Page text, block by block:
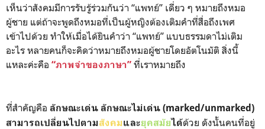
เห็นว่าสังคมมีการรับรู้ร่วมกันว่า “แพทย์” เดี่ยว ๆ หมายถึงหมอ
ผู้ชาย แต่ถ้าจะพูดถึงหมอที่เป็นผู้หญิงต้องเติมคำที่สื่อถึงเพศ
เข้าไปด้วย ทำให้เมื่อได้ยินคำว่า “แพทย์” แบบธรรมดาไม่เติม
อะไร หลายคนก็จะคิดว่าหมายถึงหมอผู้ชายโดยอัตโนมัติ สิ่งนี้
แหละค่ะคือ “ภาพจำของภาษา” ที่เราหมายถึง
ที่สำคัญคือ ลักษณะเด่น ลักษณะไม่เด่น (marked/unmarked)
สามารถเปลี่ยนไปตามสังคมและยุคสมัยได้ด้วย ดังนั้นคนที่อยู่